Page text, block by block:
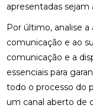
apresentadas
Por último, analise a
comunicação e ao
comunicação e a
essenciais para
todo o processo do
um canal aberto de